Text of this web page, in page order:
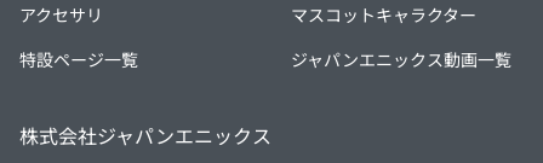
アクセサリ
マスコットキャラクター
特設ページ一覧
ジャパンエニックス動画一覧
株式会社ジャパンエニックス